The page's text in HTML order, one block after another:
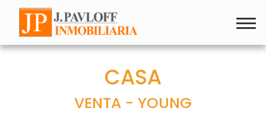
CASA
VENTA - YOUNG